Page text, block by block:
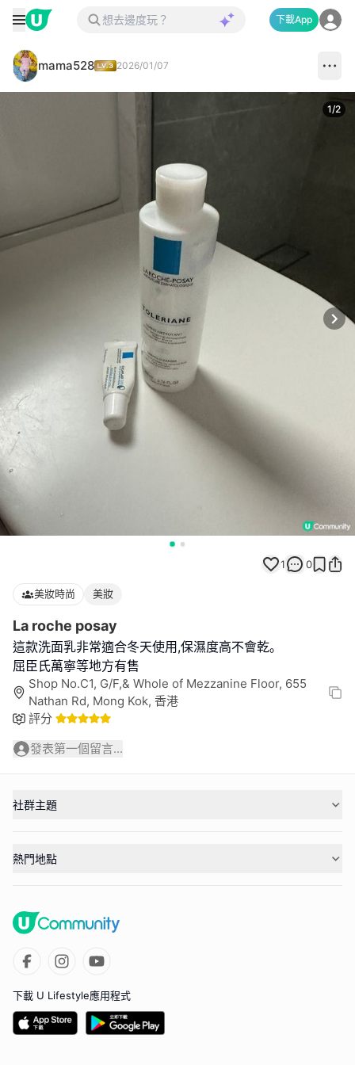
下載App
mama528 2026/01/07
1/2
1 0
美妝時尚 美妝
La roche posay
這款洗面乳非常適合冬天使用,保濕度高不會乾｡
屈臣氏萬寧等地方有售
Shop No.C1, G/F,& Whole of Mezzanine Floor, 655
Nathan Rd, Mong Kok, 香港
評分
發表第一個留言...
社群主題
熱門地點
下載 U Lifestyle應用程式